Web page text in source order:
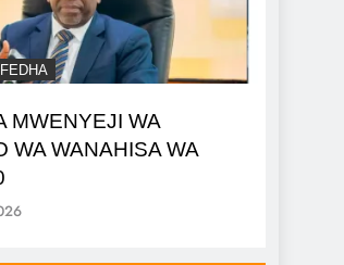
FEDHA
MWENYEJI WA
WA WANAHISA WA